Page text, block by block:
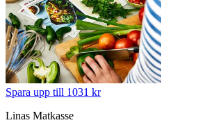
Spara upp till 1031 kr
Linas Matkasse